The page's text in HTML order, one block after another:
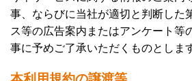
事、ならびに当社が適切と判断した
ス等の広告案内またはアンケート等
事に予めご了承いただくものとしま